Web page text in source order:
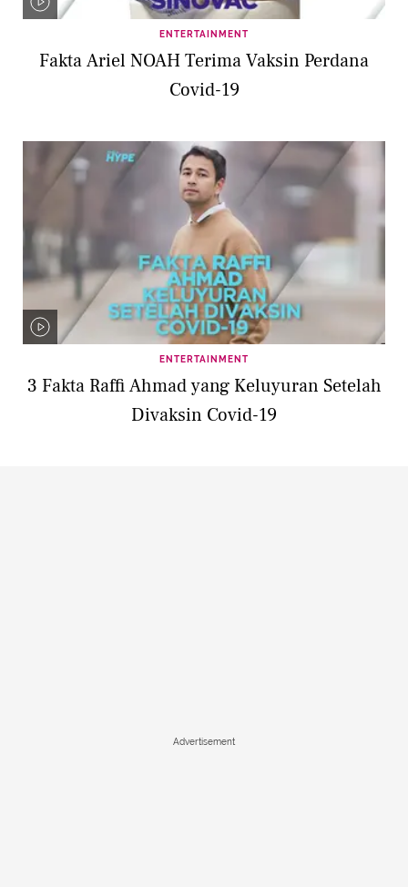
ENTERTAINMENT
Fakta Ariel NOAH Terima Vaksin Perdana
Covid-19
ENTERTAINMENT
3 Fakta Raffi Ahmad yang Keluyuran Setelah
Divaksin Covid-19
Advertisement